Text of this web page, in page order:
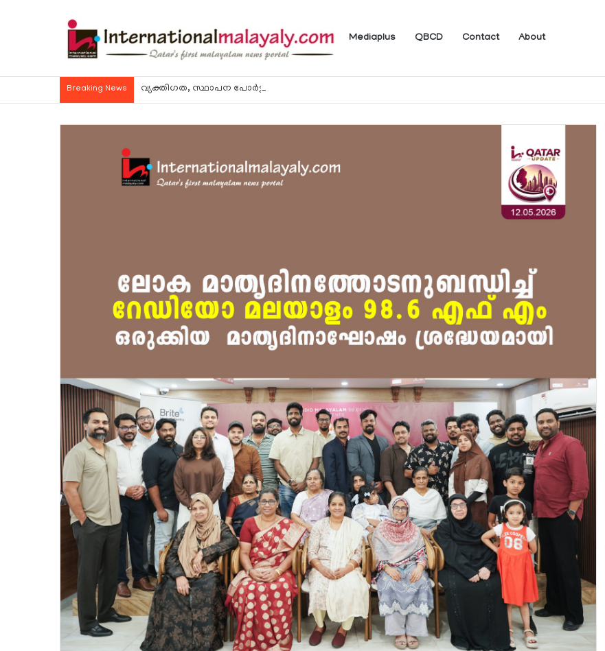
Mediaplus QBCD Contact About
Breaking News വ്യക്തിഗത, സ്ഥാപന പോര്‍ട്ടലുകള്‍ വഴി ലഭ്യമാകുന്ന ചില ഇലക്ട്രോണിക് സേവനങ്ങള്‍ വാരാന്ത്യത്തില്‍ മുടങ്ങും